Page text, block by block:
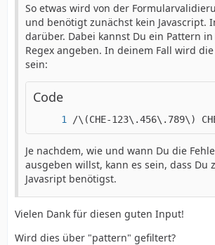
So etwas wird von der
und benötigt zunächst kein Javascript.
darüber. Dabei kannst Du ein Pattern
Regex angeben. In deinem Fall wird
sein:
Code
/\(CHE-123\.456\.789\)
Je nachdem, wie und wann Du die
ausgeben willst, kann es sein, dass Du
Javasript benötigst.
Vielen Dank für diesen guten Input!
Wird dies über "pattern" gefiltert?